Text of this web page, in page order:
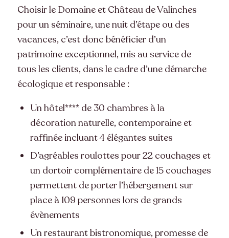
Choisir le Domaine et Château de Valinches
pour un séminaire, une nuit d’étape ou des
vacances, c’est donc bénéficier d’un
patrimoine exceptionnel, mis au service de
tous les clients, dans le cadre d’une démarche
écologique et responsable :
Un hôtel**** de 30 chambres à la
décoration naturelle, contemporaine et
raffinée incluant 4 élégantes suites
D’agréables roulottes pour 22 couchages et
un dortoir complémentaire de 15 couchages
permettent de porter l’hébergement sur
place à 109 personnes lors de grands
évènements
Un restaurant bistronomique, promesse de